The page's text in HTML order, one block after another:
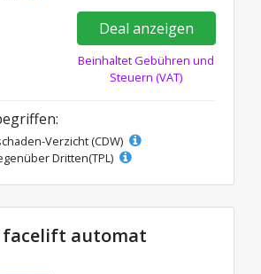
Deal anzeigen
Beinhaltet Gebühren und
Steuern (VAT)
Verzicht (CDW)
Dritten(TPL)
facelift automat